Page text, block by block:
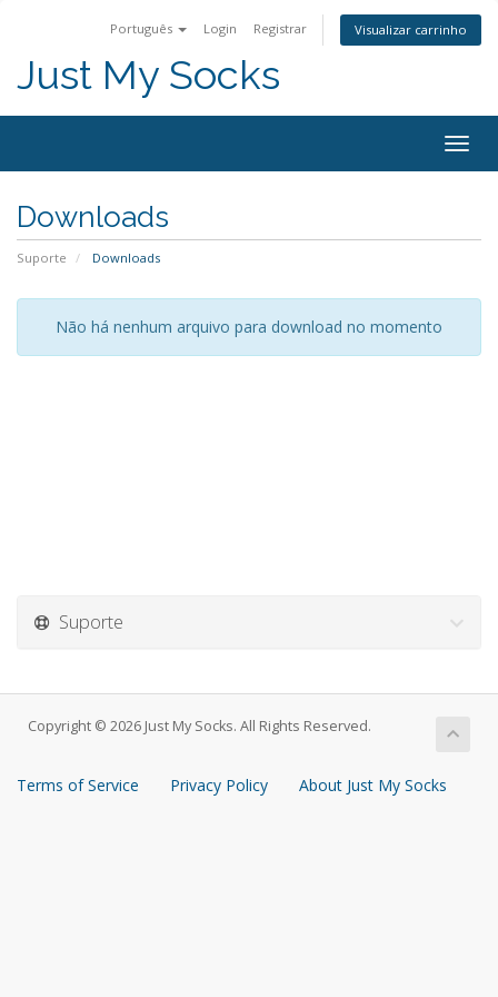
Português Login Registrar Visualizar carrinho
Just My Socks
Downloads
Suporte Downloads
Não há nenhum arquivo para download no momento
Suporte
Copyright © 2026 Just My Socks. All Rights Reserved.
Terms of Service Privacy Policy About Just My Socks